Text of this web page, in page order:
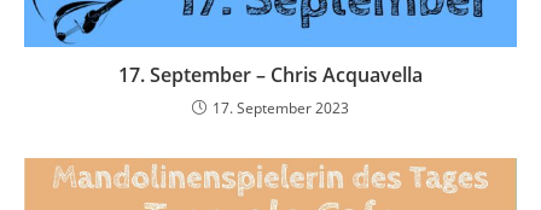
17. September – Chris Acquavella
17. September 2023